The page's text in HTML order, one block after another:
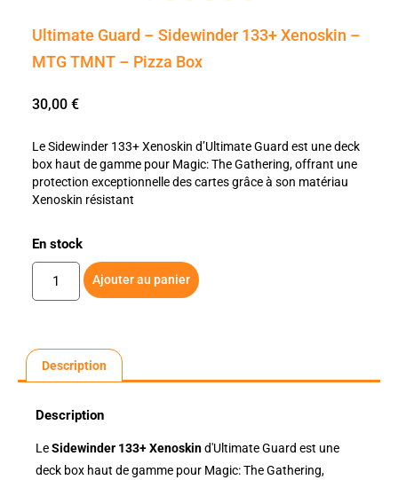
Ultimate Guard – Sidewinder 133+ Xenoskin –
MTG TMNT – Pizza Box
30,00 €
Le Sidewinder 133+ Xenoskin d’Ultimate Guard est une deck
box haut de gamme pour Magic: The Gathering, offrant une
protection exceptionnelle des cartes grâce à son matériau
Xenoskin résistant
En stock
Ajouter au panier
Description
Description
LeSidewinder 133+ Xenoskind'Ultimate Guard est une
deck box haut de gamme pour Magic: The Gathering,